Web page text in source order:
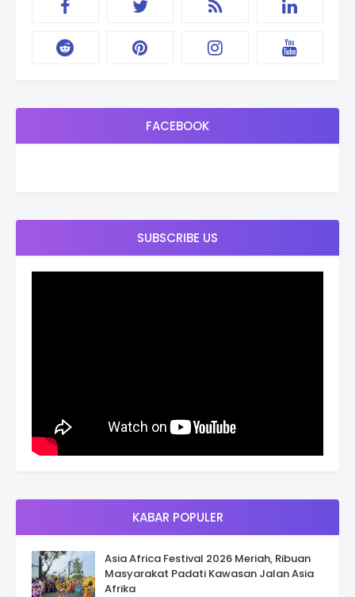
FACEBOOK
SUBSCRIBE US
KABAR POPULER
Asia Africa Festival 2026 Meriah, Ribuan
Masyarakat Padati Kawasan Jalan Asia
Afrika